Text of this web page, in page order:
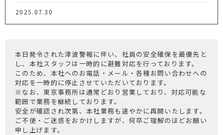
2025.07.30
本日発令された津波警報に伴い、社員の安全確保を最優先と
し、本社スタッフは一時的に避難対応を行っております。
このため、本社へのお電話・メール・各種お問い合わせへの
対応を一時的に停止させていただいております。
※なお、東京事務所は通常どおり営業しており、対応可能な
範囲で業務を継続しております。
安全が確認され次第、本社業務も速やかに再開いたします。
ご不便・ご迷惑をおかけしますが、何卒ご理解のほどお願い
申し上げます。